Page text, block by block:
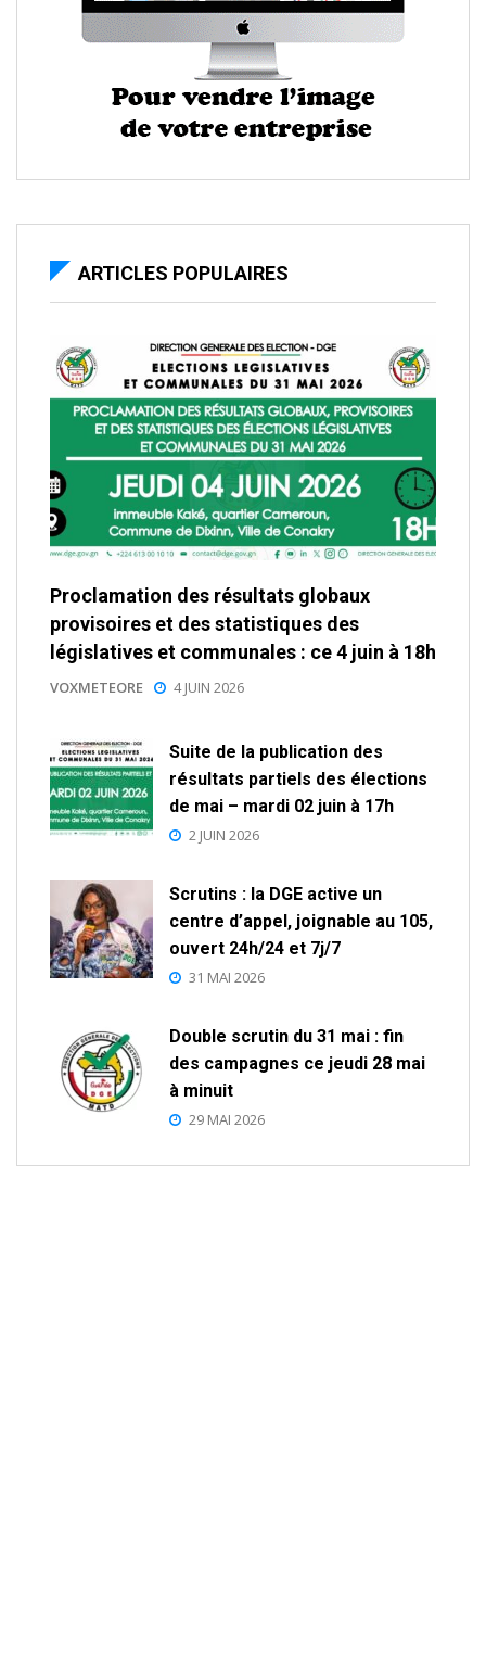
ARTICLES POPULAIRES
Proclamation des résultats globaux
provisoires et des statistiques des
législatives et communales : ce 4 juin à 18h
VOXMETEORE 4 JUIN 2026
Suite de la publication des
résultats partiels des élections
de mai – mardi 02 juin à 17h
2 JUIN 2026
Scrutins : la DGE active un
centre d’appel, joignable au 105,
ouvert 24h/24 et 7j/7
31 MAI 2026
Double scrutin du 31 mai : fin
des campagnes ce jeudi 28 mai
à minuit
29 MAI 2026